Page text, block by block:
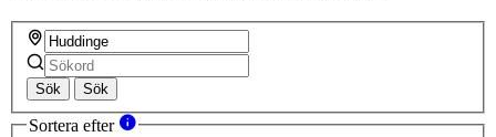
Sök Sök
Sortera efter